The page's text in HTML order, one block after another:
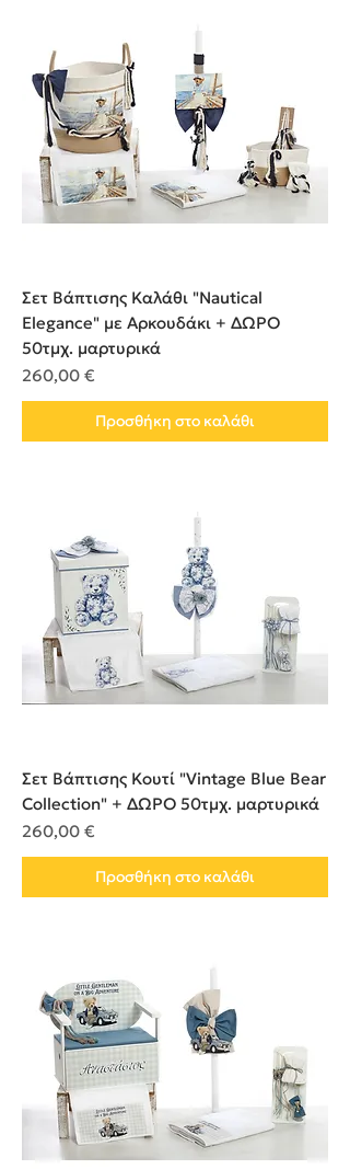
Σετ Βάπτισης Καλάθι "Nautical
Elegance" με Αρκουδάκι + ΔΩΡΟ
50τμχ. μαρτυρικά
Τιμή
260,00 €
Προσθήκη στο καλάθι
Σετ Βάπτισης Κουτί "Vintage Blue Bear
Collection" + ΔΩΡΟ 50τμχ. μαρτυρικά
Τιμή
260,00 €
Προσθήκη στο καλάθι